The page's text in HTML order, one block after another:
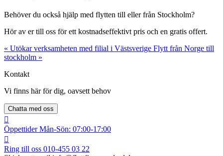
Behöver du också hjälp med flytten till eller från Stockholm?
Hör av er till oss för ett kostnadseffektivt pris och en gratis offert.
« Utökar verksamheten med filial i Västsverige Flytt från Norge till
stockholm »
Kontakt
Vi finns här för dig, oavsett behov
Chatta med oss
ÖppettiderMån-Sön: 07:00-17:00
Ring till oss 010-455 03 22